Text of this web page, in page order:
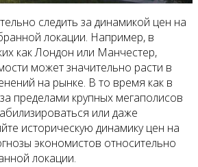
следить за динамикой цен на
локации. Например, в
как Лондон или Манчестер,
может значительно расти в
на рынке. В то время как в
пределами крупных мегаполисов
или даже
историческую динамику цен на
экономистов относительно
локации.